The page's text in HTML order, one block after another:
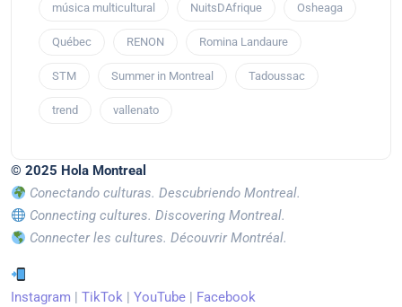
música multicultural NuitsDAfrique Osheaga
Québec RENON Romina Landaure
STM Summer in Montreal Tadoussac
trend vallenato
© 2025 Hola Montreal
Conectando culturas. Descubriendo Montreal.
Connecting cultures. Discovering Montreal.
Connecter les cultures. Découvrir Montréal.
Instagram | TikTok | YouTube | Facebook